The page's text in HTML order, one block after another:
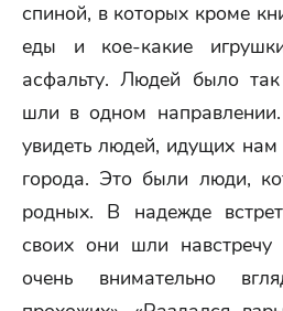
спиной, в которых кроме
еды и кое-какие
асфальту. Людей было
шли в одном
увидеть людей, идущих нам
города. Это были люди,
родных. В надежде
своих они шли
очень внимательно